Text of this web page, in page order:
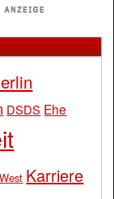
DSDS Ehe
Karriere